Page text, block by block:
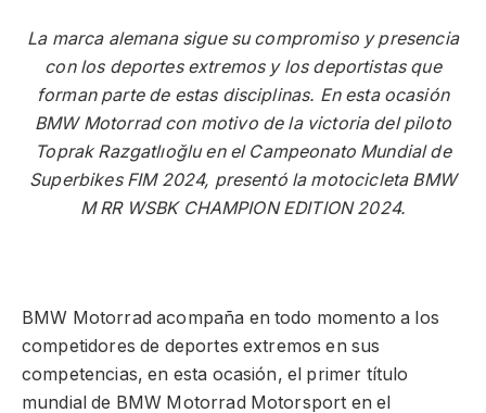
La marca alemana sigue su compromiso y presencia
con los deportes extremos y los deportistas que
forman parte de estas disciplinas. En esta ocasión
BMW Motorrad con motivo de la victoria del piloto
Toprak Razgatlıoğlu en el Campeonato Mundial de
Superbikes FIM 2024, presentó la motocicleta BMW
M RR WSBK CHAMPION EDITION 2024.
BMW Motorrad acompaña en todo momento a los
competidores de deportes extremos en sus
competencias, en esta ocasión, el primer título
mundial de BMW Motorrad Motorsport en el